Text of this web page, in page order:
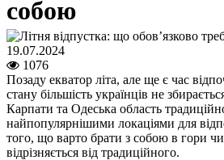
собою
19.07.2024
1076
Позаду екватор літа, але ще є час
стану більшість українців не
Карпати та Одеська область
найпопулярнішими локаціями для
того, що варто брати з собою в гори
відрізняється від традиційного.